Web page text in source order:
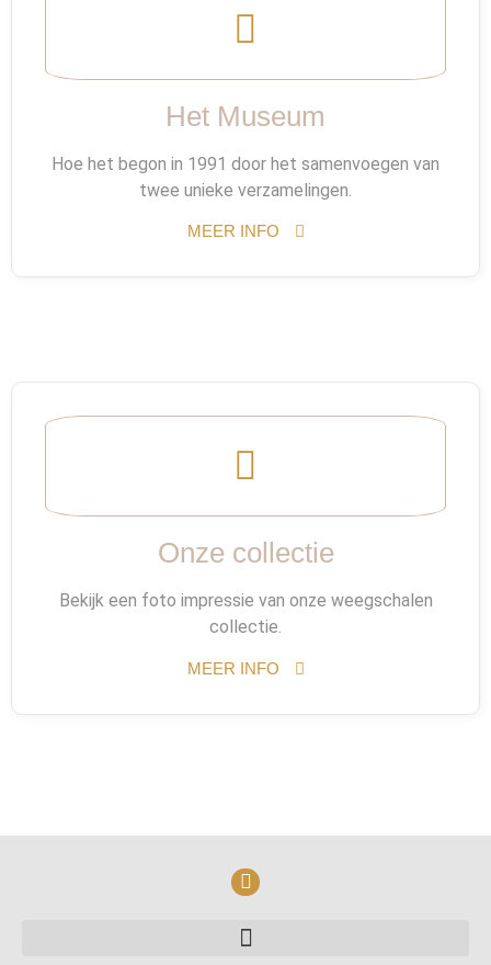
Het Museum
Hoe het begon in 1991 door het samenvoegen van
twee unieke verzamelingen.
MEER INFO
Onze collectie
Bekijk een foto impressie van onze weegschalen
collectie.
MEER INFO